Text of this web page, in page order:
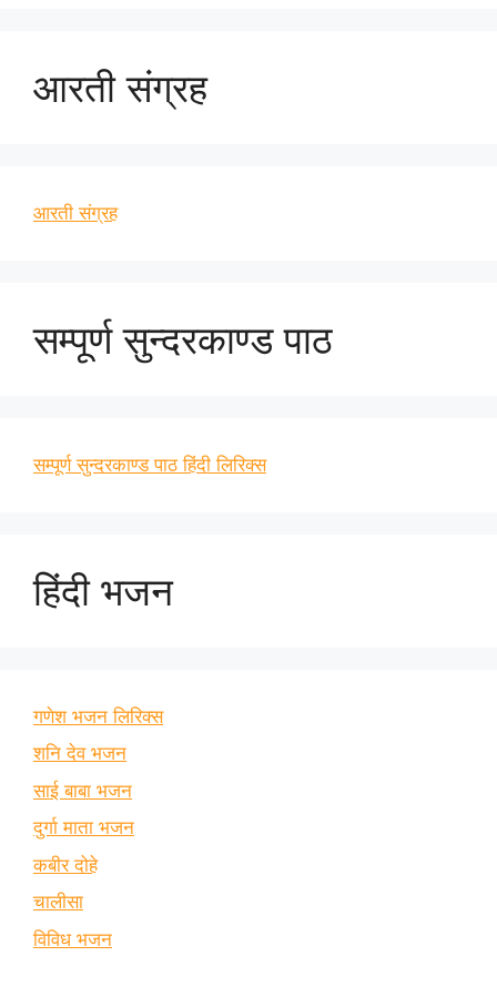
आरती संग्रह
आरती संग्रह
सम्पूर्ण सुन्दरकाण्ड पाठ
सम्पूर्ण सुन्दरकाण्ड पाठ हिंदी लिरिक्स
हिंदी भजन
गणेश भजन लिरिक्स
शनि देव भजन
साई बाबा भजन
दुर्गा माता भजन
कबीर दोहे
चालीसा
विविध भजन